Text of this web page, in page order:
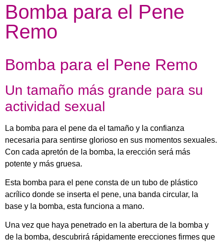
Bomba para el Pene
Remo
Bomba para el Pene Remo
Un tamaño más grande para su
actividad sexual
La bomba para el pene da el tamaño y la confianza
necesaria para sentirse glorioso en sus momentos sexuales.
Con cada apretón de la bomba, la erección será más
potente y más gruesa.
Esta bomba para el pene consta de un tubo de plástico
acrílico donde se inserta el pene, una banda circular, la
base y la bomba, esta funciona a mano.
Una vez que haya penetrado en la abertura de la bomba y
de la bomba, descubrirá rápidamente erecciones firmes que